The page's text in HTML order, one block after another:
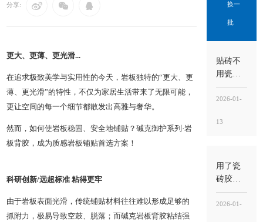
分享:
更大、更薄、更光滑...
在追求极致美学与实用性的今天，岩板独特的“更大、更
薄、更光滑”的特性，不仅为家居生活带来了无限可能，
更让空间的每一个细节都散发出高雅与奢华。
然而，如何使岩板稳固、安全地铺贴？碱克御护系列·岩
板背胶，成为质感岩板铺贴首选方案！
科研创新/远超标准 粘得更牢
由于岩板表面光滑，传统铺贴材料往往难以形成足够的
抓附力，极易导致空鼓、脱落；而碱克岩板背胶粘结强
换一
批
贴砖不
用瓷砖
胶可以
吗？能
要看瓷
况，别
把“能
贴”当“能
稳”
2026-01-
13
用了瓷
砖胶还
用水泥
吗？能
2026-01-